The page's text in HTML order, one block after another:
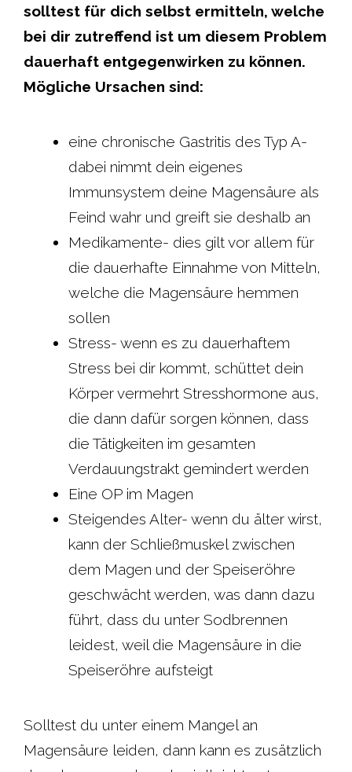
solltest für dich selbst ermitteln, welche
bei dir zutreffend ist um diesem Problem
dauerhaft entgegenwirken zu können.
Mögliche Ursachen sind:
eine chronische Gastritis des Typ A-
dabei nimmt dein eigenes
Immunsystem deine Magensäure als
Feind wahr und greift sie deshalb an
Medikamente- dies gilt vor allem für
die dauerhafte Einnahme von Mitteln,
welche die Magensäure hemmen
sollen
Stress- wenn es zu dauerhaftem
Stress bei dir kommt, schüttet dein
Körper vermehrt Stresshormone aus,
die dann dafür sorgen können, dass
die Tätigkeiten im gesamten
Verdauungstrakt gemindert werden
Eine OP im Magen
Steigendes Alter- wenn du älter wirst,
kann der Schließmuskel zwischen
dem Magen und der Speiseröhre
geschwächt werden, was dann dazu
führt, dass du unter Sodbrennen
leidest, weil die Magensäure in die
Speiseröhre aufsteigt
Solltest du unter einem Mangel an
Magensäure leiden, dann kann es zusätzlich